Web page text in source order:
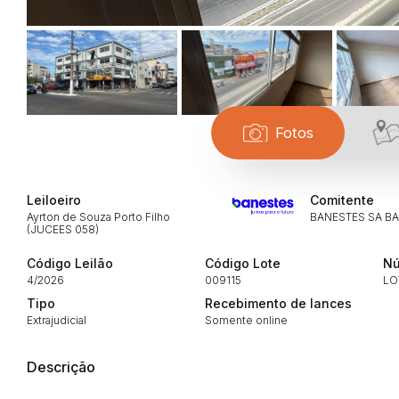
Fotos
Leiloeiro
Ayrton de Souza Porto Filho
(JUCEES 058)
Comitente
BANESTES SA
Código Leilão
4/2026
Código Lote
009115
Tipo
Extrajudicial
Recebimento de lances
Somente online
Descrição
Envie sua Proposta
Habilite-se para